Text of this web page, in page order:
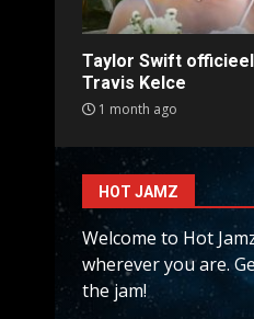
Taylor Swift
Travis Kelce
1 month ago
HOT JAMZ
Welcome to Hot
wherever you are.
the jam!